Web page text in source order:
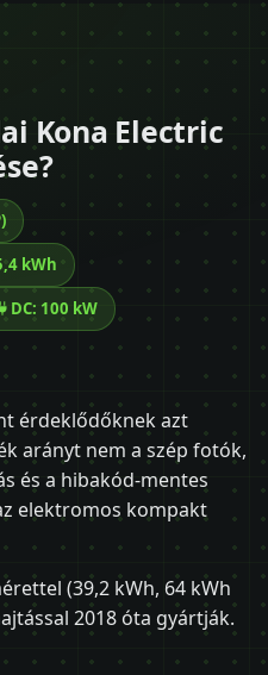
Kona Electric
kWh
DC: 100 kW
érdeklődőknek azt
arányt nem a szép fotók,
és a hibakód-mentes
elektromos kompakt
(39,2 kWh, 64 kWh
2018 óta gyártják.